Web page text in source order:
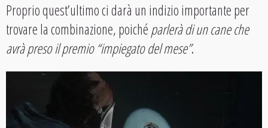
Proprio quest’ultimo ci darà un indizio importante per
trovare la combinazione, poichéparlerà diun cane che
avrà preso il premio “impiegato del mese”.